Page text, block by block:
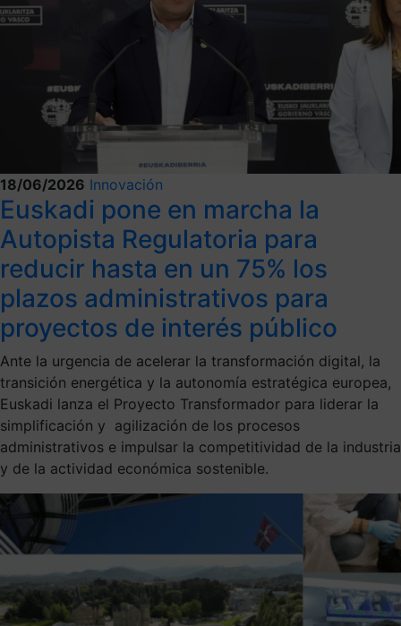
18/06/2026 Innovación
Euskadi pone en marcha la
Autopista Regulatoria para
reducir hasta en un 75% los
plazos administrativos para
proyectos de interés público
Ante la urgencia de acelerar la transformación digital, la
transición energética y la autonomía estratégica europea,
Euskadi lanza el Proyecto Transformador para liderar la
simplificación y agilización de los procesos
administrativos e impulsar la competitividad de la industria
y de la actividad económica sostenible.